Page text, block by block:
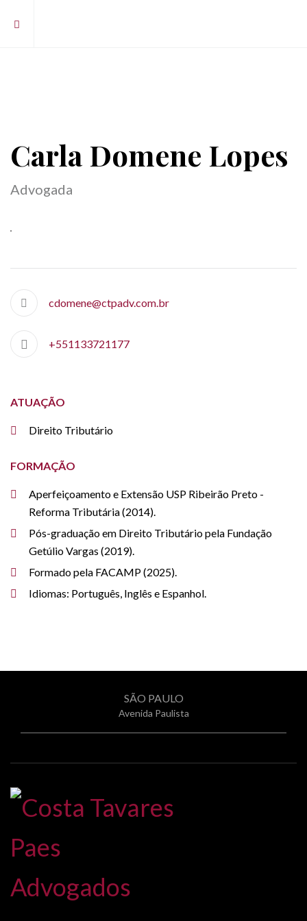
Carla Domene Lopes
Advogada
cdomene@ctpadv.com.br
+551133721177
ATUAÇÃO
Direito Tributário
FORMAÇÃO
Aperfeiçoamento e Extensão USP Ribeirão Preto -
Reforma Tributária (2014).
Pós-graduação em Direito Tributário pela Fundação
Getúlio Vargas (2019).
Formado pela FACAMP (2025).
Idiomas: Português, Inglês e Espanhol.
SÃO PAULO
Avenida Paulista